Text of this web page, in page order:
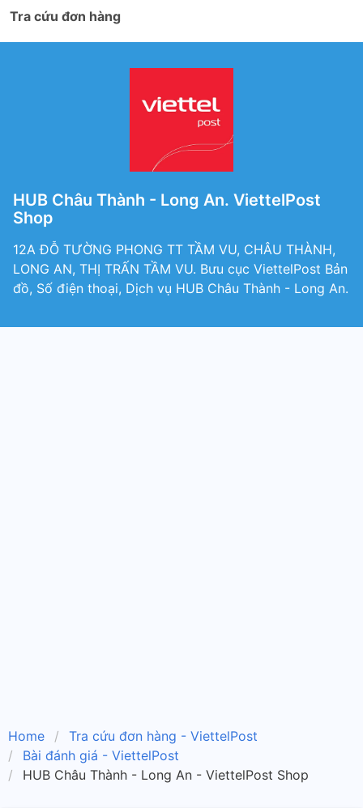
Tra cứu đơn hàng
HUB Châu Thành - Long An. ViettelPost
Shop
12A ĐỖ TƯỜNG PHONG TT TẦM VU, CHÂU THÀNH,
LONG AN, THỊ TRẤN TẦM VU. Bưu cục ViettelPost Bản
đồ, Số điện thoại, Dịch vụ HUB Châu Thành - Long An.
Home
Tra cứu đơn hàng - ViettelPost
Bài đánh giá - ViettelPost
HUB Châu Thành - Long An - ViettelPost Shop